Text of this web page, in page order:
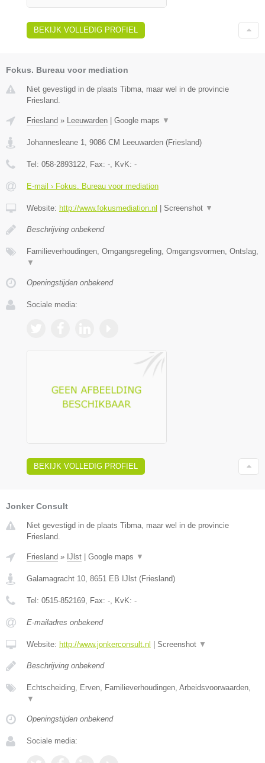
BEKIJK VOLLEDIG PROFIEL
Fokus. Bureau voor mediation
Niet gevestigd in de plaats Tibma, maar wel in de provincie
Friesland.
Friesland » Leeuwarden Google maps ▼
Johannesleane 1, 9086 CM Leeuwarden (Friesland)
Tel: 058-2893122, Fax: -, KvK: -
E-mail › Fokus. Bureau voor mediation
Website: http://www.fokusmediation.nl Screenshot ▼
Beschrijving onbekend
Familieverhoudingen, Omgangsregeling, Omgangsvormen, Ontslag,
▼
Openingstijden onbekend
Sociale media:
BEKIJK VOLLEDIG PROFIEL
Jonker Consult
Niet gevestigd in de plaats Tibma, maar wel in de provincie
Friesland.
Friesland » IJlst Google maps ▼
Galamagracht 10 8651 EB IJlst (Friesland)
Tel: 0515-852169 , Fax: - , KvK: -
E-mailadres onbekend
Website: http://www.jonkerconsult.nl Screenshot ▼
Beschrijving onbekend
Echtscheiding, Erven, Familieverhoudingen, Arbeidsvoorwaarden,
▼
Openingstijden onbekend
Sociale media: